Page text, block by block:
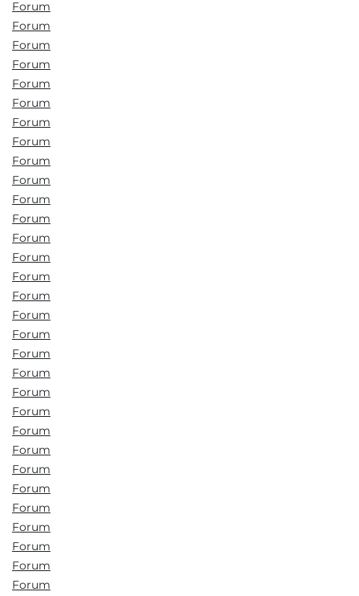
Forum
Forum
Forum
Forum
Forum
Forum
Forum
Forum
Forum
Forum
Forum
Forum
Forum
Forum
Forum
Forum
Forum
Forum
Forum
Forum
Forum
Forum
Forum
Forum
Forum
Forum
Forum
Forum
Forum
Forum
Forum